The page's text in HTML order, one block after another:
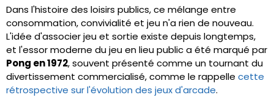
Dans l'histoire des loisirs publics, ce mélange entre
consommation, convivialité et jeu n'a rien de nouveau.
L'idée d'associer jeu et sortie existe depuis longtemps,
et l'essor moderne du jeu en lieu public a été marqué par
Pong en 1972, souvent présenté comme un tournant du
divertissement commercialisé, comme le rappelle cette
rétrospective sur l'évolution des jeux d'arcade.